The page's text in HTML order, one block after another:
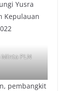
Yusra
Kepulauan
PLN
pembangkit